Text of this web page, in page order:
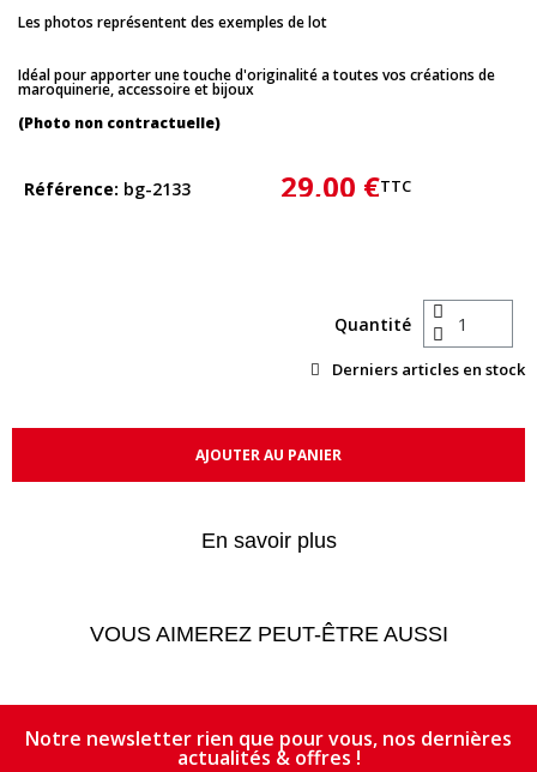
Les photos représentent des exemples de lot
Idéal pour apporter une touche d'originalité a toutes vos créations de
maroquinerie, accessoire et bijoux
(Photo non contractuelle)
Référence bg-2133 29,00 €TTC
Quantité
Derniers articles en stock
AJOUTER AU PANIER
En savoir plus
VOUS AIMEREZ PEUT-ÊTRE AUSSI
Notre newsletter rien que pour vous, nos dernières
actualités & offres !